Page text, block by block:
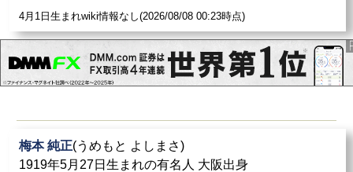
4月1日生まれwiki情報なし(2026/08/08 00:23時点)
梅本 純正(うめもと よしまさ)
1919年5月27日生まれの有名人 大阪出身